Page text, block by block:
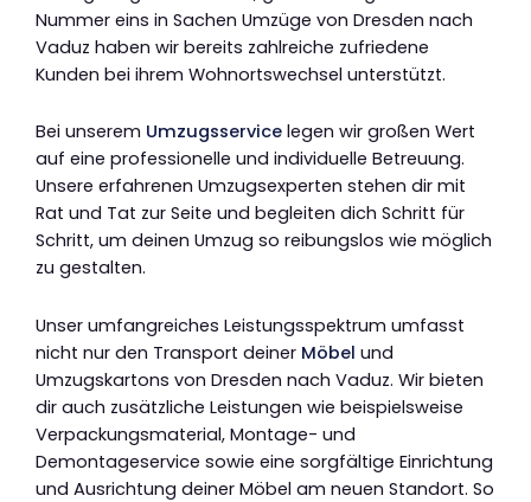
Nummer eins in Sachen Umzüge von Dresden nach
Vaduz haben wir bereits zahlreiche zufriedene
Kunden bei ihrem Wohnortswechsel unterstützt.
Bei unserem Umzugsservice legen wir großen Wert
auf eine professionelle und individuelle Betreuung.
Unsere erfahrenen Umzugsexperten stehen dir mit
Rat und Tat zur Seite und begleiten dich Schritt für
Schritt, um deinen Umzug so reibungslos wie möglich
zu gestalten.
Unser umfangreiches Leistungsspektrum umfasst
nicht nur den Transport deiner Möbel und
Umzugskartons von Dresden nach Vaduz. Wir bieten
dir auch zusätzliche Leistungen wie beispielsweise
Verpackungsmaterial, Montage- und
Demontageservice sowie eine sorgfältige Einrichtung
und Ausrichtung deiner Möbel am neuen Standort. So